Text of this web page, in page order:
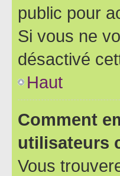
public pour
Si vous ne
désactivé
Haut
Comment
utilisateurs
Vous